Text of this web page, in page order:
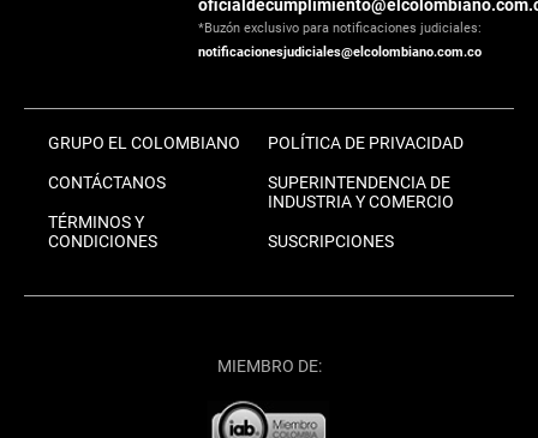
*Buzón exclusivo para notificaciones judiciales:
notificacionesjudiciales@elcolombiano.com.co
GRUPO EL COLOMBIANO
CONTÁCTANOS
TÉRMINOS Y
CONDICIONES
POLÍTICA DE PRIVACIDAD
SUPERINTENDENCIA DE
INDUSTRIA Y COMERCIO
SUSCRIPCIONES
MIEMBRO DE: